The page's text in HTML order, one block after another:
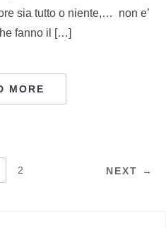
sia tutto o niente,… non e’
fanno il […]
MORE
2 NEXT →